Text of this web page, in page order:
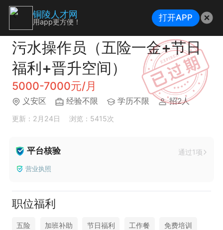
污水操作员（五险一金+节日
福利+晋升空间）
5000-7000元/月
义安区 经验不限 学历不限 招2人
更新：2月24日 浏览：5415次
平台核验 通过1项
营业执照
职位福利
五险 加班补助 节日福利 工作餐 免费培训
铜陵人才网
用app更方便！ 打开APP